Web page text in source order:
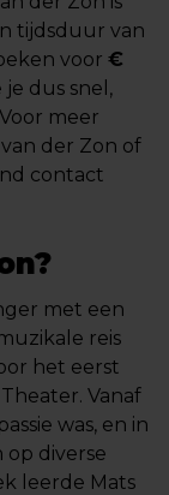
tijdsduur van
voor €
dus snel,
meer
der Zon of
contact
met een
reis
het eerst
Vanaf
was, en in
op diverse
leerde Mats